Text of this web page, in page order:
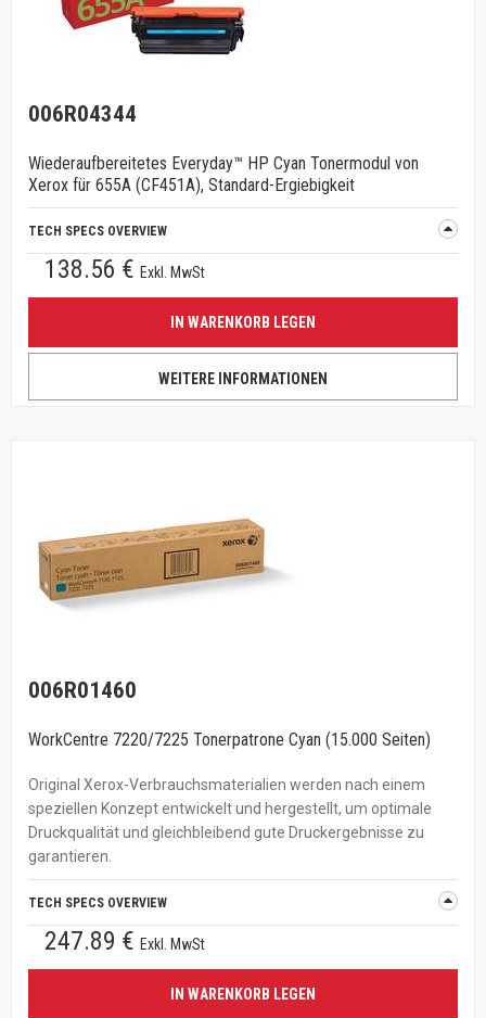
006R04344
Wiederaufbereitetes Everyday™ HP Cyan Tonermodul von
Xerox für 655A (CF451A), Standard-Ergiebigkeit
TECH SPECS OVERVIEW
138.56 € Exkl. MwSt
IN WARENKORB LEGEN
WEITERE INFORMATIONEN
006R01460
WorkCentre 7220/7225 Tonerpatrone Cyan (15.000 Seiten)
Original Xerox-Verbrauchsmaterialien werden nach einem
speziellen Konzept entwickelt und hergestellt, um optimale
Druckqualität und gleichbleibend gute Druckergebnisse zu
garantieren.
TECH SPECS OVERVIEW
247.89 € Exkl. MwSt
IN WARENKORB LEGEN